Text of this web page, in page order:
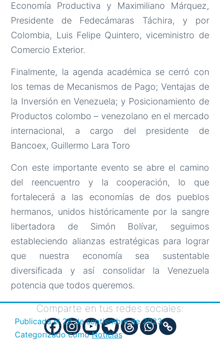
Economía Productiva y Maximiliano Márquez,
Presidente de Fedecámaras Táchira, y por
Colombia, Luis Felipe Quintero, viceministro de
Comercio Exterior.
Finalmente, la agenda académica se cerró con
los temas de Mecanismos de Pago; Ventajas de
la Inversión en Venezuela; y Posicionamiento de
Productos colombo – venezolano en el mercado
internacional, a cargo del presidente de
Bancoex, Guillermo Lara Toro
Con este importante evento se abre el camino
del reencuentro y la cooperación, lo que
fortalecerá a las economías de dos pueblos
hermanos, unidos históricamente por la sangre
libertadora de Simón Bolívar, seguimos
estableciendo alianzas estratégicas para lograr
que nuestra economía sea sustentable
diversificada y así consolidar la Venezuela
potencia que todos queremos.
Comparte en tus redes sociales:
Publicada el28 de septiembre de 2023
Categorizado comoNoticias